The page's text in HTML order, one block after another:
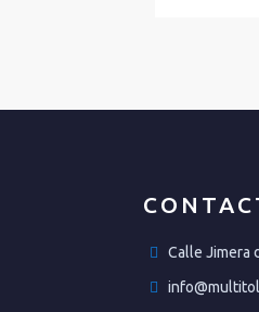
Calle Jimera